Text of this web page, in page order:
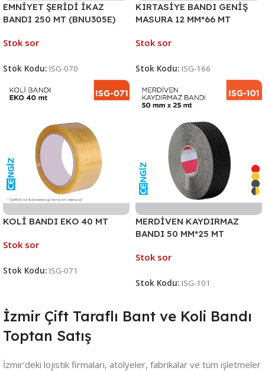
EMNİYET ŞERİDİ İKAZ
BANDI 250 MT (BNU305E)
Stok sor
Stok Kodu: ISG-070
KIRTASİYE BANDI GENİŞ
MASURA 12 MM*66 MT
Stok sor
Stok Kodu: ISG-166
KOLİ BANDI EKO 40 MT
Stok sor
Stok Kodu: ISG-071
MERDİVEN KAYDIRMAZ
BANDI 50 MM*25 MT
Stok sor
Stok Kodu: ISG-101
İzmir Çift Taraflı Bant ve Koli Bandı
Toptan Satış
İzmir’deki lojistik firmaları, atölyeler, fabrikalar ve tüm işletmeler